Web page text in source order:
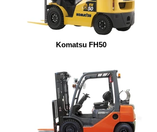
Komatsu FH50